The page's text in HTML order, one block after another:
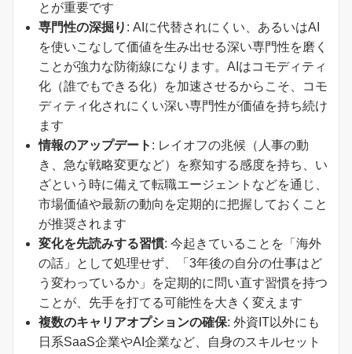
とが重要です
専門性の深掘り : AIに代替されにくい、あるいはAI
を使いこなして価値を生み出せる深い専門性を磨く
ことが強力な防衛線になります。AIはコモディティ
化（誰でもできる化）を加速させるからこそ、コモ
ディティ化されにくい深い専門性が価値を持ち続け
ます
情報のアップデート : レイオフの兆候（人事の動
き、急な戦略変更など）を察知する感度を持ち、い
ざという時に備えて転職エージェントなどを通じ、
市場価値や最新の動向を定期的に把握しておくこと
が推奨されます
変化を先読みする習慣: 今起きていることを「海外
の話」として処理せず、「3年後の自分の仕事はど
う変わっているか」を定期的に問い直す習慣を持つ
ことが、先手を打てる可能性を大きく変えます
複数のキャリアオプションの確保: 外資IT以外にも
日系SaaS企業やAI企業など、自身のスキルセット